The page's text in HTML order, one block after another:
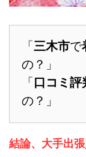
「三木市で
の？」
「口コミ評
の？」
結論、大手出